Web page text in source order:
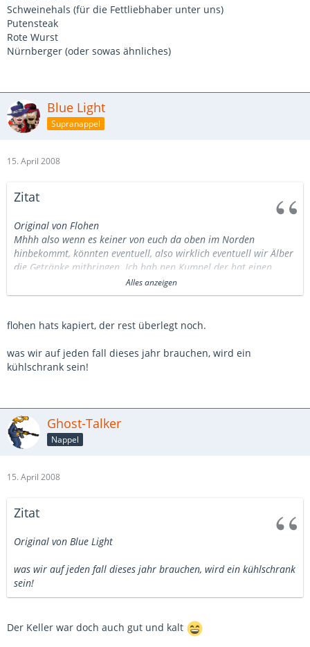
Schweinehals (für die Fettliebhaber unter uns)
Putensteak
Rote Wurst
Nürnberger (oder sowas ähnliches)
Blue Light
Supranappel
15. April 2008
Zitat
Original von Flohen
Mhhh also wenn es keiner von euch da oben im Norden
hinbekommt, könnten eventuell, also wirklich eventuell wir Älber
die Getränke mitbringen. Ich hab nen Kumpel der hat einen
riesen Bussle,da würden wir schon was reinkriegen, wenn wir es
denn bekommen sollten.
des erst mit den Jungs hier auf der Alb besprechen.
Ansonsten ist Staxxflatrate ein muss.
Schweinerücken
Schweinehals (für die Fettliebhaber unter uns)
Putensteak
Rote Wurst
Alles anzeigen
flohen hats kapiert, der rest überlegt noch.
was wir auf jeden fall dieses jahr brauchen, wird ein
kühlschrank sein!
Ghost-Talker
Nappel
15. April 2008
Zitat
Original von Blue Light
was wir auf jeden fall dieses jahr brauchen, wird ein kühlschrank
sein!
Der Keller war doch auch gut und kalt